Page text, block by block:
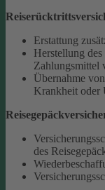
Erstattung
Herstellung
Zahlungsmittel
Übernahme
Krankheit oder
des